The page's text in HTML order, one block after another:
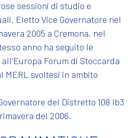
sessioni di studio e
Eletto Vice Governatore nel
2005 a Cremona, nel
anno ha seguito le
Forum di Stoccarda
MERL svoltesi in ambito
del Distretto 108 Ib3
del 2006.